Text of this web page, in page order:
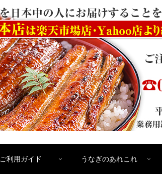
ご利用ガイド うなぎのあれこれ